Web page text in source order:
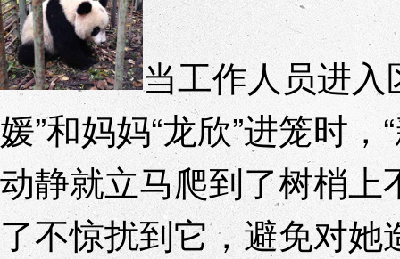
当工作人员进入
媛”和妈妈“龙欣”进笼时，
动静就立马爬到了树梢上
了不惊扰到它，避免对